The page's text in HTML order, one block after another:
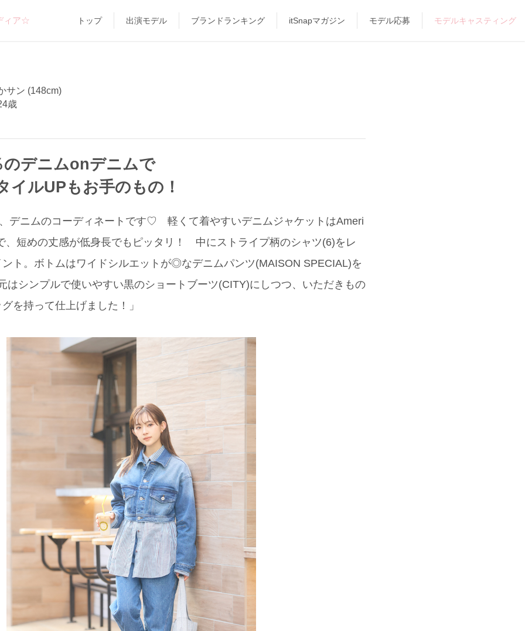
ィア☆ トップ 出演モデル ブランドランキング itSnapマガジン モデル応募 モデルキャスティング
サン (148cm)
歳
のデニムonデニムで
イルUPもお手のもの！
、デニムのコーディネートです♡ 軽くて着やすいデニムジャケットはAmeri
、短めの丈感が低身長でもピッタリ！ 中にストライプ柄のシャツ(6)をレ
ト。ボトムはワイドシルエットが◎なデニムパンツ(MAISON SPECIAL)を
シンプルで使いやすい黒のショートブーツ(CITY)にしつつ、いただきもの
を持って仕上げました！」